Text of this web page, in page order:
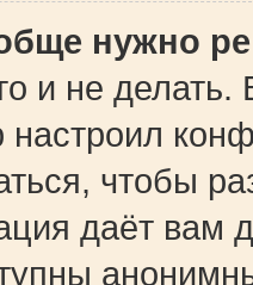
нужно
и не делать.
настроил
чтобы
даёт вам